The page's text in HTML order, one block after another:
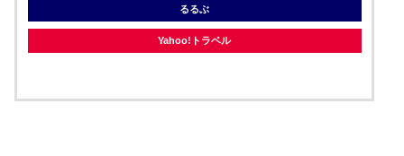
るるぶ
Yahoo!トラベル